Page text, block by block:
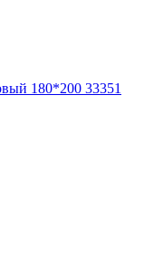
180*200 33351